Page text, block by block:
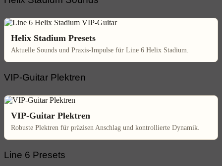
Helix Stadium Presets
Aktuelle Sounds und Praxis-Impulse für Line 6 Helix Stadium.
VIP-Guitar Plektren
VIP-Guitar Plektren
Robuste Plektren für präzisen Anschlag und kontrollierte Dynamik.
Line 6 Presets